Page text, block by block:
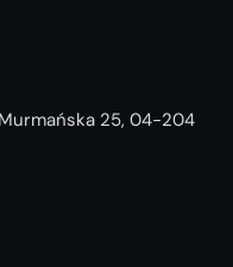
25, 04-204